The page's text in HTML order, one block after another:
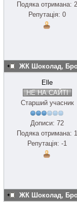
Подяка отримана: 2
Репутація: 0
ЖК Шоколад,
Elle
НЕ НА САЙТІ
Старший учасник
Дописи: 72
Подяка отримана: 1
Репутація: -1
ЖК Шоколад,